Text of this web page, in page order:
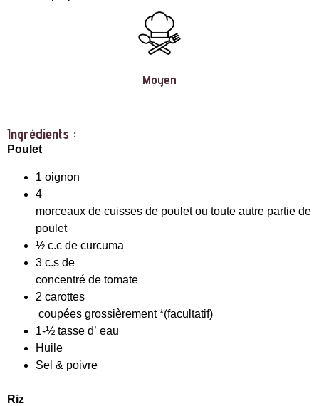
Moyen
Ingrédients :
Poulet
1 oignon
4
morceaux de cuisses de poulet ou toute autre partie de
poulet
½ c.c de curcuma
3 c.s de
concentré de tomate
2 carottes
coupées grossièrement *(facultatif)
1-½ tasse d’ eau
Huile
Sel & poivre
Riz